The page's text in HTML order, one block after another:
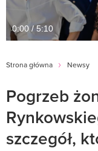
0:00 / 5:10
Strona główna Newsy
Pogrzeb
szczegół,